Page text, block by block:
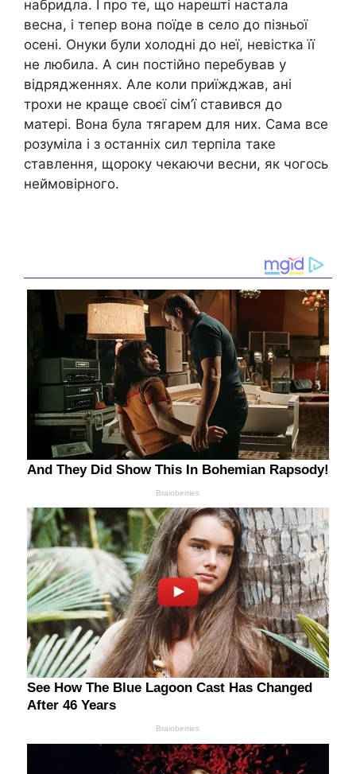
набридла. І про те, що нарешті настала
весна, і тепер вона поїде в село до пізньої
осені. Онуки були холодні до неї, невістка її
не любила. А син постійно перебував у
відрядженнях. Але коли приїжджав, ані
трохи не краще своєї сім’ї ставився до
матері. Вона була тягарем для них. Сама все
розуміла і з останніх сил терпіла таке
ставлення, щороку чекаючи весни, як чогось
неймовірного.